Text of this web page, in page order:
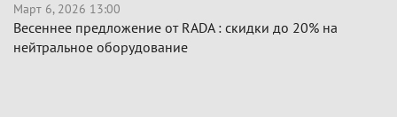
Март 6, 2026 13:00
Весеннее предложение от RADA : скидки до 20% на
нейтральное оборудование